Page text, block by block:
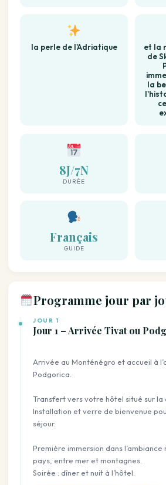
la perle de l'Adriatique
et la
de
la
8J/7N
DURÉE
Français
GUIDE
Programme jour par
JOUR 1
Jour 1 – Arrivée Tivat ou
Arrivée au Monténégro et accueil à
Podgorica.
Transfert vers votre hôtel situé sur
Installation et verre de bienvenue
séjour.
Première immersion dans
pays, entre mer et montagnes.
Soirée : dîner et nuit à l’hôtel.